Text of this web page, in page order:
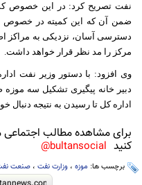
نفت تصریح کرد: در این خصوص
ضمن آن که این کمیته در خصوص
دسترسی آسان، نزدیکی به مراکز
مرکز را مد نظر قرار خواهد داشت.
وی افزود: با دستور وزیر نفت
دبیر خانه پیگیری تشکیل سه
اداره کل تا رسیدن به نتیجه دنبال
برای مشاهده مطالب اجتماعی
کنید bultansocial@
برچسب ها: موزه ، وزارت نفت ، صنعت